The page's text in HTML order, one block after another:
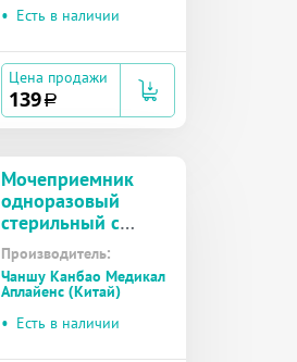
(5167)
• Есть в наличии
Цена продажи
139a
Мочеприемник
одноразовый
стерильный с
крестовым краном
для слива с
приводной трубкой
Производитель:
Чаншу Канбао Медикал
Аплайенс (Китай)
• Есть в наличии